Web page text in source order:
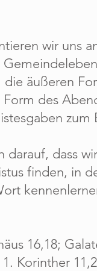
wir uns
die äußeren
des
zum
darauf, dass
finden, in
16,18;
Korinther